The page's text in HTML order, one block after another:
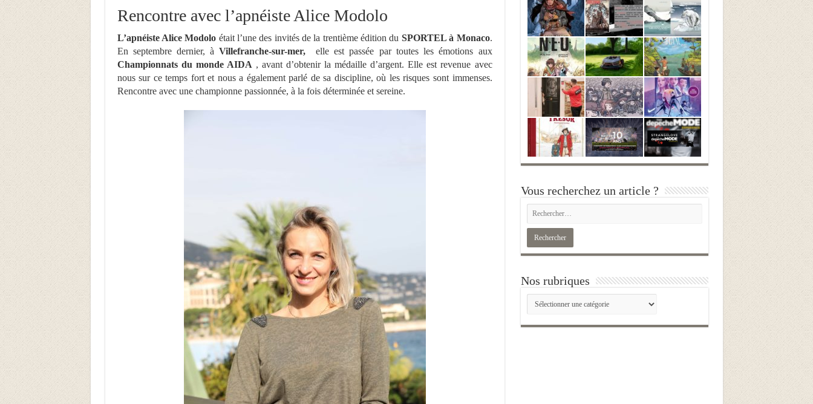
Rencontre avec l’apnéiste Alice Modolo
L’apnéiste Alice Modolo était l’une des invités de la trentième édition du SPORTEL à Monaco.
En septembre dernier, àVillefranche-sur-mer, elle est passée par toutes les émotions aux
Championnats du monde AIDA , avant d’obtenir la médaille d’argent. Elle est revenue avec
nous sur ce temps fort et nous a également parlé de sa discipline, où les risques sont immenses.
Rencontre avec une championne passionnée, à la fois déterminée et sereine.
Vous recherchez un article ?
Nos rubriques
Nos
rubriques